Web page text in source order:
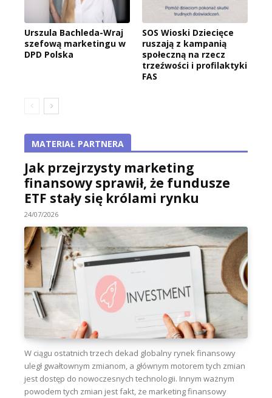
Urszula Bachleda-Wraj
szefową marketingu w
DPD Polska
SOS Wioski Dziecięce
ruszają z kampanią
społeczną na rzecz
trzeźwości i profilaktyki
FAS
MATERIAŁ PARTNERA
Jak przejrzysty marketing
finansowy sprawił, że fundusze
ETF stały się królami rynku
24/07/2026
W ciągu ostatnich trzech dekad globalny rynek finansowy
uległ gwałtownym zmianom, a głównym motorem tych zmian
jest dostęp do nowoczesnych technologii. Innym ważnym
powodem tych zmian jest fakt, że marketing finansowy